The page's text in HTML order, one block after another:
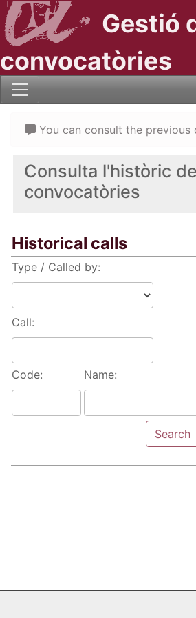
Gestió
convocatòries
Consulta l'històric de
convocatòries
Historical calls
Type / Called by:
Call:
Code: Name:
You can consult the previous